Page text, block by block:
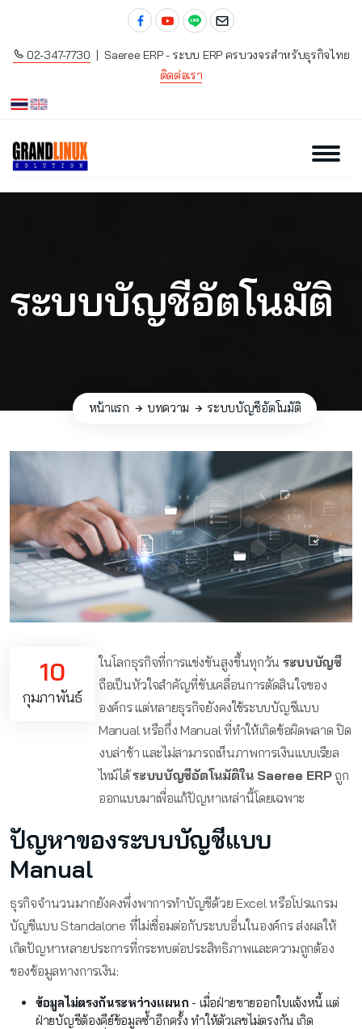
02-347-7730 | Saeree ERP - ระบบ ERP ครบวงจรสำหรับธุรกิจไทย
ติดต่อเรา
ระบบบัญชีอัตโนมัติ
หน้าแรก บทความ ระบบบัญชีอัตโนมัติ
10
กุมภาพันธ์
ในโลกธุรกิจที่การแข่งขันสูงขึ้นทุกวัน ระบบบัญชี
ถือเป็นหัวใจสำคัญที่ขับเคลื่อนการตัดสินใจของ
องค์กร แต่หลายธุรกิจยังคงใช้ระบบบัญชีแบบ
Manual หรือกึ่ง Manual ที่ทำให้เกิดข้อผิดพลาด ปิด
งบล่าช้า และไม่สามารถเห็นภาพการเงินแบบเรียล
ไทม์ได้ระบบบัญชีอัตโนมัติใน Saeree ERPถูก
ออกแบบมาเพื่อแก้ปัญหาเหล่านี้โดยเฉพาะ
ปัญหาของระบบบัญชีแบบ
Manual
ธุรกิจจำนวนมากยังคงพึ่งพาการทำบัญชีด้วย Excel หรือโปรแกรม
บัญชีแบบ Standalone ที่ไม่เชื่อมต่อกับระบบอื่นในองค์กร ส่งผลให้
เกิดปัญหาหลายประการที่กระทบต่อประสิทธิภาพและความถูกต้อง
ของข้อมูลทางการเงิน:
ข้อมูลไม่ตรงกันระหว่างแผนก - เมื่อฝ่ายขายออกใบแจ้งหนี้ แต่
ฝ่ายบัญชีต้องคีย์ข้อมูลซ้ำอีกครั้ง ทำให้ตัวเลขไม่ตรงกัน เกิด